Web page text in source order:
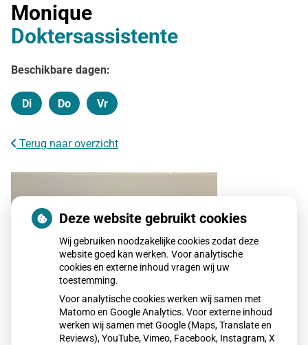
Monique
Doktersassistente
Beschikbare dagen:
Dinsdag
Di Donderdag
Do Vrijdag
Vr
Terug naar overzicht
Deze website gebruikt cookies
Wij gebruiken noodzakelijke cookies zodat deze
website goed kan werken. Voor analytische
cookies en externe inhoud vragen wij uw
toestemming.
Voor analytische cookies werken wij samen met
Matomo en Google Analytics. Voor externe inhoud
werken wij samen met Google (Maps, Translate en
Reviews), YouTube, Vimeo, Facebook, Instagram, X